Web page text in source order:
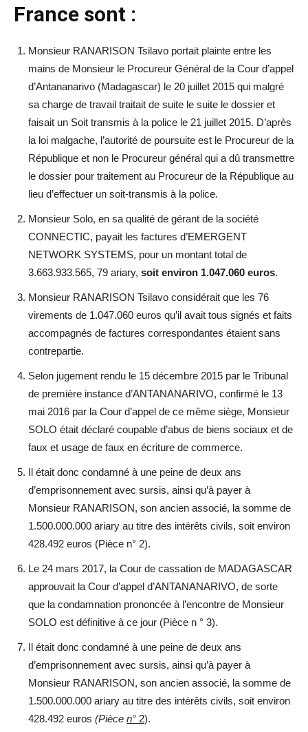
France sont :
Monsieur RANARISON Tsilavo portait plainte entre les
mains de Monsieur le Procureur Général de la Cour d’appel
d’Antananarivo (Madagascar) le 20 juillet 2015 qui malgré
sa charge de travail traitait de suite le suite le dossier et
faisait un Soit transmis à la police le 21 juillet 2015. D’après
la loi malgache, l’autorité de poursuite est le Procureur de la
République et non le Procureur général qui a dû transmettre
le dossier pour traitement au Procureur de la République au
lieu d’effectuer un soit-transmis à la police.
Monsieur Solo, en sa qualité de gérant de la société
CONNECTIC, payait les factures d’EMERGENT
NETWORK SYSTEMS, pour un montant total de
3.663.933.565, 79 ariary, soit environ 1.047.060 euros.
Monsieur RANARISON Tsilavo considérait que les 76
virements de 1.047.060 euros qu’il avait tous signés et faits
accompagnés de factures correspondantes étaient sans
contrepartie.
Selon jugement rendu le 15 décembre 2015 par le Tribunal
de première instance d’ANTANANARIVO, confirmé le 13
mai 2016 par la Cour d’appel de ce même siège, Monsieur
SOLO était déclaré coupable d’abus de biens sociaux et de
faux et usage de faux en écriture de commerce.
Il était donc condamné à une peine de deux ans
d’emprisonnement avec sursis, ainsi qu’à payer à
Monsieur RANARISON, son ancien associé, la somme de
1.500.000.000 ariary au titre des intérêts civils, soit environ
428.492 euros (Pièce n° 2).
Le 24 mars 2017, la Cour de cassation de MADAGASCAR
approuvait la Cour d’appel d’ANTANANARIVO, de sorte
que la condamnation prononcée à l’encontre de Monsieur
SOLO est définitive à ce jour (Pièce n ° 3).
Il était donc condamné à une peine de deux ans
d’emprisonnement avec sursis, ainsi qu’à payer à
Monsieur RANARISON, son ancien associé, la somme de
1.500.000.000 ariary au titre des intérêts civils, soit environ
428.492 euros (Pièce n° 2).